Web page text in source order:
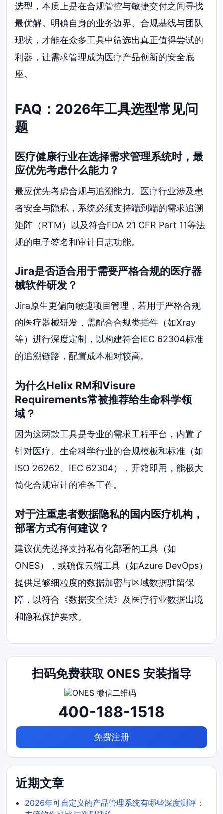
选型，本质上是在合规管控与敏捷交付之间寻找
最优解。明确自身的业务边界、合规基线与团队
现状，才能在众多工具中筛选出真正值得尝试的
利器，让需求管理成为医疗产品创新的安全底
座。
FAQ：2026年工具选型常见问
题
医疗健康行业在选择需求管理系统时，最
应优先考虑什么能力？
最应优先考虑合规与追溯能力。医疗行业涉及患
者安全与隐私，系统必须支持端到端的需求追溯
矩阵（RTM）以及符合FDA 21 CFR Part 11等法
规的电子签名和审计日志功能。
Jira是否适合用于需要严格合规的医疗器
械软件研发？
Jira原生更偏向敏捷项目管理，若用于严格合规
的医疗器械研发，需配合合规类插件（如Xray
等）进行深度定制，以构建符合IEC 62304标准
的追溯链路，配置成本相对较高。
为什么Helix RM和Visure
Requirements常被推荐给生命科学领
域？
因为这两款工具是专业的需求工程平台，内置了
针对医疗、生命科学行业的合规模板和标准（如
ISO 26262、IEC 62304），开箱即用，能极大
简化合规审计的准备工作。
对于注重患者数据隐私的国内医疗机构，
部署方式有何建议？
建议优先选择支持私有化部署的工具（如
ONES），或确保云端工具（如Azure DevOps）
提供足够细粒度的数据加密与区域数据驻留保
障，以符合《数据安全法》及医疗行业数据出境
和隐私保护要求。
扫码免费获取 ONES 安装指导
400-188-1518
免费注册
近期文章
2026年可自定义的产品管理系统有哪些深度测评：